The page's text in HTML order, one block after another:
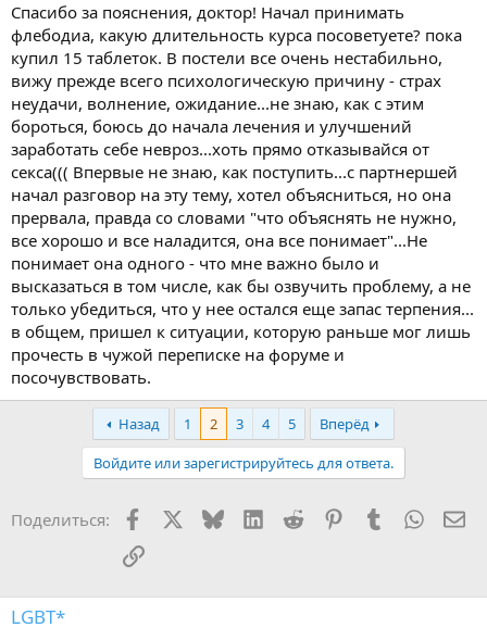
Спасибо за пояснения, доктор! Начал принимать
флебодиа, какую длительность курса посоветуете? пока
купил 15 таблеток. В постели все очень нестабильно,
вижу прежде всего психологическую причину - страх
неудачи, волнение, ожидание...не знаю, как с этим
бороться, боюсь до начала лечения и улучшений
заработать себе невроз...хоть прямо отказывайся от
секса((( Впервые не знаю, как поступить...с партнершей
начал разговор на эту тему, хотел объясниться, но она
прервала, правда со словами "что объяснять не нужно,
все хорошо и все наладится, она все понимает"...Не
понимает она одного - что мне важно было и
высказаться в том числе, как бы озвучить проблему, а не
только убедиться, что у нее остался еще запас терпения...
в общем, пришел к ситуации, которую раньше мог лишь
прочесть в чужой переписке на форуме и
посочувствовать.
Назад 1 2 3 4 5
Вперёд
Войдите или зарегистрируйтесь для ответа.
Поделиться: Facebook BlueskyLinkedIn
Reddit PinterestTumblr
Ссылка
LGBT*